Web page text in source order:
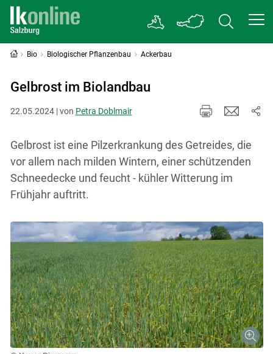
Bio Biologischer Pflanzenbau Ackerbau
Gelbrost im Biolandbau
22.05.2024 | von Petra Doblmair
Gelbrost ist eine Pilzerkrankung des Getreides, die
vor allem nach milden Wintern, einer schützenden
Schneedecke und feucht - kühler Witterung im
Frühjahr auftritt.